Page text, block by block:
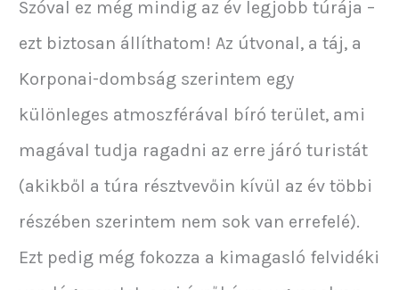
Szóval ez még mindig az év legjobb túrája –
ezt biztosan állíthatom! Az útvonal, a táj, a
Korponai-dombság szerintem egy
különleges atmoszférával bíró terület, ami
magával tudja ragadni az erre járó turistát
(akikből a túra résztvevőin kívül az év többi
részében szerintem nem sok van errefelé).
Ezt pedig még fokozza a kimagasló felvidéki